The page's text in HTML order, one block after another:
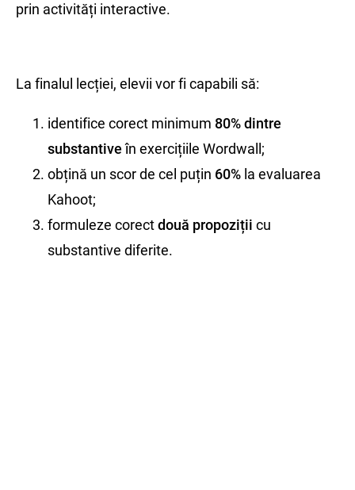
prin activități interactive.
La finalul lecției, elevii vor fi capabili să:
identifice corect minimum 80% dintre
substantiveîn exercițiile Wordwall;
obțină un scor de cel puțin 60% la evaluarea
Kahoot;
formuleze corectdouă propoziții cu
substantive diferite.